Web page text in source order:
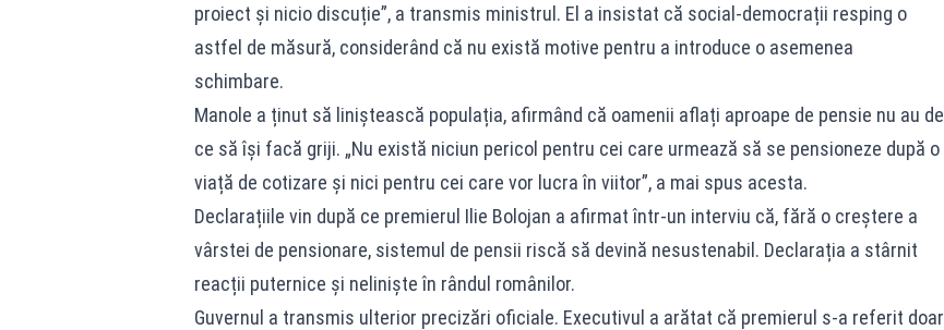
proiect și nicio discuție”, a transmis ministrul. El a insistat că social-democrații resping o
astfel de măsură, considerând că nu există motive pentru a introduce o asemenea
schimbare.
Manole a ținut să liniștească populația, afirmând că oamenii aflați aproape de pensie nu au de
ce să își facă griji. „Nu există niciun pericol pentru cei care urmează să se pensioneze după o
viață de cotizare și nici pentru cei care vor lucra în viitor”, a mai spus acesta.
Declarațiile vin după ce premierul Ilie Bolojan a afirmat într-un interviu că, fără o creștere a
vârstei de pensionare, sistemul de pensii riscă să devină nesustenabil. Declarația a stârnit
reacții puternice și neliniște în rândul românilor.
Guvernul a transmis ulterior precizări oficiale. Executivul a arătat că premierul s-a referit doar